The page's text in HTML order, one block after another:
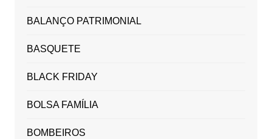
BALANÇO PATRIMONIAL
BASQUETE
BLACK FRIDAY
BOLSA FAMÍLIA
BOMBEIROS